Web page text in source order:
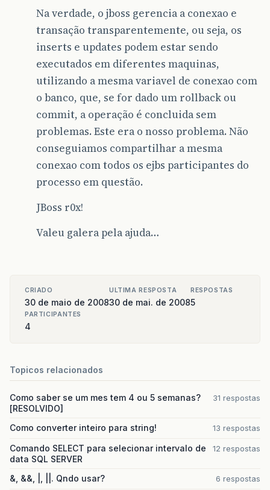
Na verdade, o jboss gerencia a conexao e
transação transparentemente, ou seja, os
inserts e updates podem estar sendo
executados em diferentes maquinas,
utilizando a mesma variavel de conexao com
o banco, que, se for dado um rollback ou
commit, a operação é concluida sem
problemas. Este era o nosso problema. Não
conseguiamos compartilhar a mesma
conexao com todos os ejbs participantes do
processo em questão.
JBoss r0x!
Valeu galera pela ajuda…
CRIADO
30 de maio de 2008
ULTIMA RESPOSTA
30 de mai. de 2008
RESPOSTAS
5
PARTICIPANTES
4
Topicos relacionados
Como saber se um mes tem 4 ou 5 semanas?
[RESOLVIDO]
31 respostas
Como converter inteiro para string! 13 respostas
Comando SELECT para selecionar intervalo de
data SQL SERVER
12 respostas
&, &&, |, ||. Qndo usar? 6 respostas